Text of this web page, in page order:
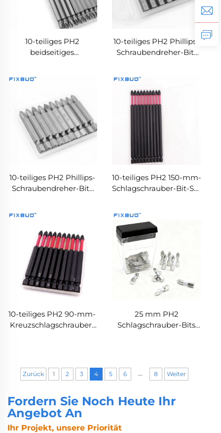
10-teiliges PH2
beidseitiges
10-teiliges PH2 Phillips-
Schraubendreher-Bit-
Sechskantschaft,
schlagfest
10-teiliges PH2 Phillips-
Schraubendreher-Bit-
Stahl, schlagfest
10-teiliges PH2 150-mm-
Schlagschrauber-Bit-Set
mit hoher Härte für
Elektrowerkzeuge
10-teiliges PH2 90-mm-
Kreuzschlagschrauber-
25 mm PH2
Schlagschrauber-Bits
Zurück 1 2 3 4 5 6 ... 8 Weiter
Fordern Sie Noch Heute Ihr
Angebot An
Ihr Projekt, unsere Priorität